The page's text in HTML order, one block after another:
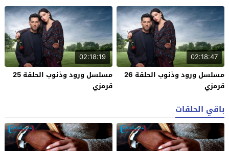
02:18:47
مسلسل ورود وذنوب الحلقة 26
قرمزي
02:18:19
مسلسل ورود وذنوب الحلقة 25
قرمزي
باقي الحلقات